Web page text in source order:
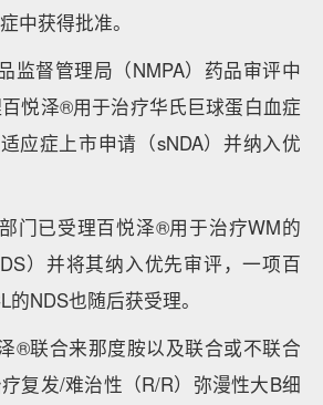
中获得批准。
监督管理局（NMPA）药品审评中
悦泽®用于治疗华氏巨球蛋白血症
应症上市申请（sNDA）并纳入优
门已受理百悦泽®用于治疗WM的
）并将其纳入优先审评，一项百
的NDS也随后获受理。
®联合来那度胺以及联合或不联合
复发/难治性（R/R）弥漫性大B细